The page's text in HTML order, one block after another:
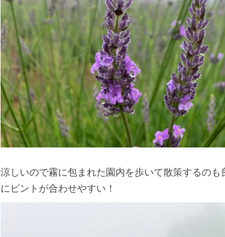
涼しいので霧に包まれた園内を歩いて散策するの
にピントが合わせやすい！